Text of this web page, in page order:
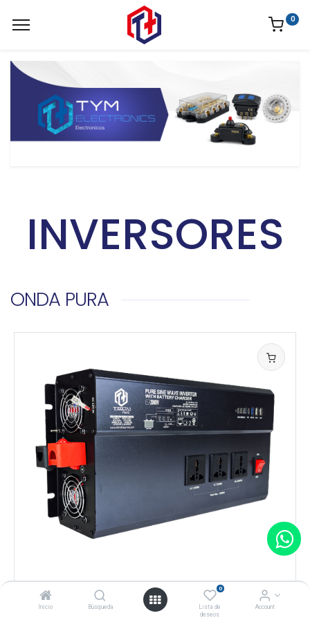
Inicio Búsqueda
0
Lista de
deseos
Account
0
INVERSORES
ONDA PURA